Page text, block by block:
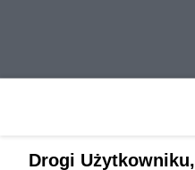
Drogi Użytkowniku,